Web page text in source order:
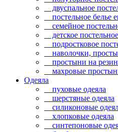
двуспальное
постельное белье
семейное
детское
подростковое
наволочки,
простыни на
махровые
Одеяла
пуховые одеяла
шерстяные одеяла
силиконовые
хлопковые одеяла
синтепоновые